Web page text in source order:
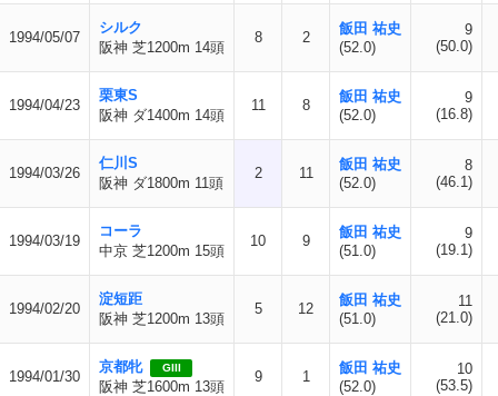
1994/05/07
シルク
阪神 芝1200m 14頭
8 2
飯田 祐史
(52.0)
9
(50.0)
1994/04/23
栗東S
阪神 ダ1400m 14頭
11 8
飯田 祐史
(52.0)
9
(16.8)
1994/03/26
仁川S
阪神 ダ1800m 11頭
2 11
飯田 祐史
(52.0)
8
(46.1)
1994/03/19
コーラ
中京 芝1200m 15頭
10 9
飯田 祐史
(51.0)
9
(19.1)
1994/02/20
淀短距
阪神 芝1200m 13頭
5 12
飯田 祐史
(51.0)
11
(21.0)
1994/01/30
京都牝 GIII
阪神 芝1600m 13頭
9 1
飯田 祐史
(52.0)
10
(53.5)